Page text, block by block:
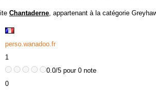
Chantaderne, appartenant à la catégorie
perso.wanadoo.fr
1
0.0/5 pour 0 note
0